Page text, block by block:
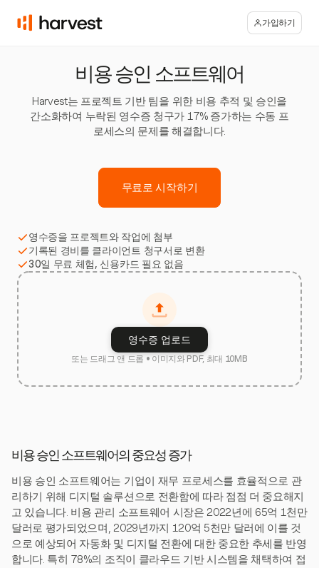
가입하기
비용 승인 소프트웨어
Harvest는 프로젝트 기반 팀을 위한 비용 추적 및 승인을
간소화하여 누락된 영수증 청구가 17% 증가하는 수동 프
로세스의 문제를 해결합니다.
무료로 시작하기
영수증을 프로젝트와 작업에 첨부
기록된 경비를 클라이언트 청구서로 변환
30일 무료 체험, 신용카드 필요 없음
영수증 업로드
또는 드래그 앤 드롭 • 이미지와 PDF, 최대 10MB
비용 승인 소프트웨어의 중요성 증가
비용 승인 소프트웨어는 기업이 재무 프로세스를 효율적으로 관
리하기 위해 디지털 솔루션으로 전환함에 따라 점점 더 중요해지
고 있습니다. 비용 관리 소프트웨어 시장은 2022년에 65억 1천만
달러로 평가되었으며, 2029년까지 120억 5천만 달러에 이를 것
으로 예상되어 자동화 및 디지털 전환에 대한 중요한 추세를 반영
합니다. 특히 78%의 조직이 클라우드 기반 시스템을 채택하여 접